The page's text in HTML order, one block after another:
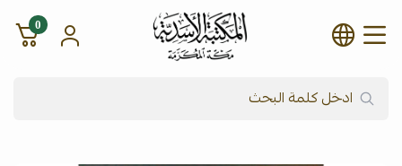
شركة المكتبة الأسدية للنشر
0